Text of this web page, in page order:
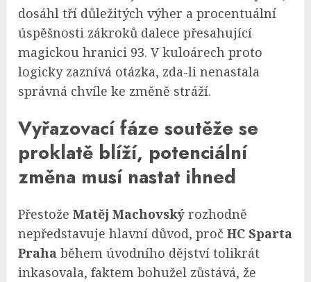
dosáhl tří důležitých výher a procentuální
úspěšnosti zákroků dalece přesahující
magickou hranici 93. V kuloárech proto
logicky zaznívá otázka, zda-li nenastala
správná chvíle ke změně stráží.
Vyřazovací fáze soutěže se
proklatě blíží, potenciální
změna musí nastat ihned
Přestože Matěj Machovský rozhodně
nepředstavuje hlavní důvod, proč HC Sparta
Praha během úvodního dějství tolikrát
inkasovala, faktem bohužel zůstává, že